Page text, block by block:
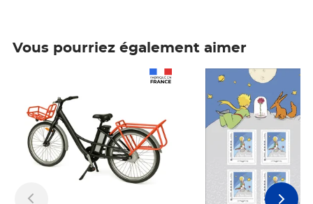
Vous pourriez également aimer
Prix 7,50€